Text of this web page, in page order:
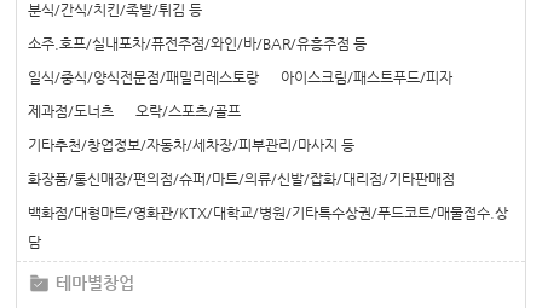
분식/간식/치킨/족발/튀김 등
소주.호프/실내포차/퓨전주점/와인/바/BAR/유흥주점 등
일식/중식/양식전문점/패밀리레스토랑
아이스크림/패스트푸드/피자
제과점/도너츠
오락/스포츠/골프
기타추천/창업정보/자동차/세차장/피부관리/마사지 등
화장품/통신매장/편의점/슈퍼/마트/의류/신발/잡화/대리점/기타판매점
백화점/대형마트/영화관/KTX/대학교/병원/기타특수상권/푸드코트/매물접수.상
담
테마별창업